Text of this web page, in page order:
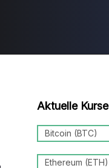
Aktuelle Kurse
Bitcoin (BTC)
Ethereum (ETH)